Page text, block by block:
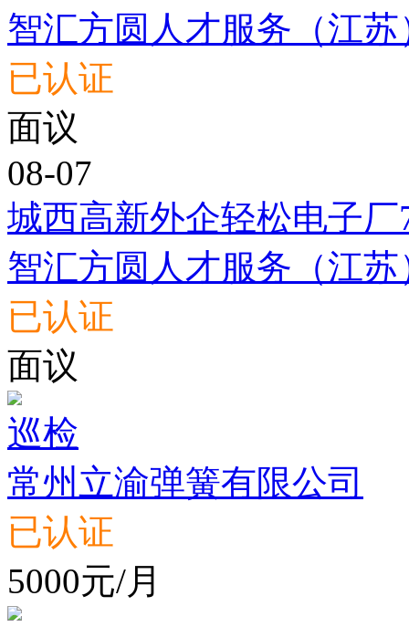
智汇方圆人才服务（江
已认证
面议
08-07
城西高新外企轻松电子厂
智汇方圆人才服务（江
已认证
面议
巡检
常州立渝弹簧有限公司
已认证
5000元/月